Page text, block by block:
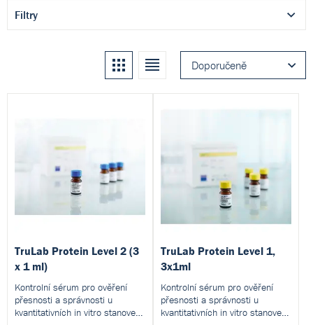
Filtry
Doporučeně
Kachle Seznam
TruLab Protein Level 2 (3
x 1 ml)
Kontrolní sérum pro ověření
přesnosti a správnosti u
kvantitativních in vitro stanovení
TruLab Protein Level 1,
3x1ml
Kontrolní sérum pro ověření
přesnosti a správnosti u
kvantitativních in vitro stanovení